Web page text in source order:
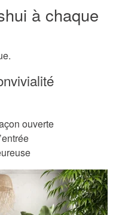
à chaque
ouverte